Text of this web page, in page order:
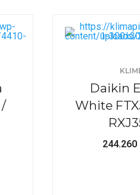
Daikin
White
244.260